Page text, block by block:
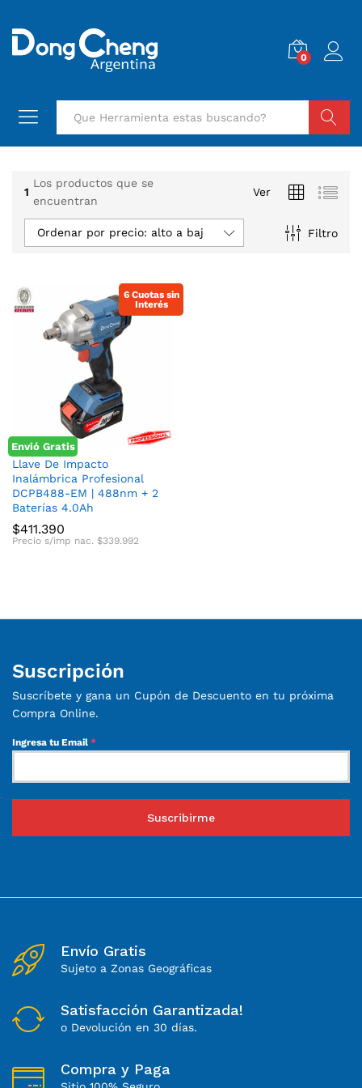
0
1
Los productos que se
encuentran
Ver
Filtro
Ordenar por precio: alto a bajo
6 Cuotas sin
Interés
Envió Gratis
Llave De Impacto
Inalámbrica Profesional
DCPB488-EM | 488nm + 2
Baterías 4.0Ah
$411.390
Precio s/imp nac. $339.992
Suscripción
Suscríbete y gana un Cupón de Descuento en tu próxima
Compra Online.
Ingresa tu Email *
Suscribirme
Envío Gratis
Sujeto a Zonas Geográficas
Satisfacción Garantizada!
o Devolución en 30 días.
Compra y Paga